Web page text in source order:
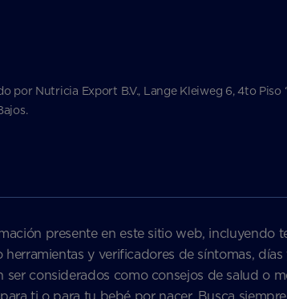
por Nutricia Export B.V., Lange Kleiweg 6, 4to Piso
presente en este sitio web, incluyendo
y verificadores de síntomas,
ser considerados como consejos de salud o
ti o para tu bebé por nacer. Busca